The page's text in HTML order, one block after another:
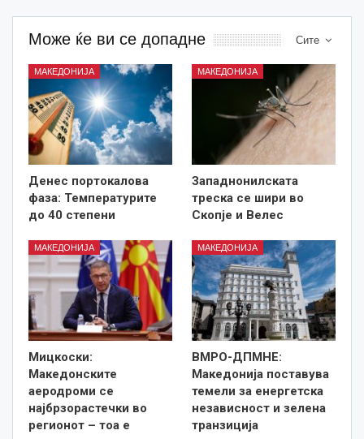
Сите
Може ќе ви се допадне
МАКЕДОНИЈА
Денес портокалова
фаза: Температурите
до 40 степени
МАКЕДОНИЈА
Западнонилската
треска се шири во
Скопје и Велес
МАКЕДОНИЈА
Мицкоски:
Македонските
аеродроми се
најбрзорастечки во
регионот – тоа е
МАКЕДОНИЈА
ВМРО-ДПМНЕ:
Македонија поставува
темели за енергетска
независност и зелена
транзиција